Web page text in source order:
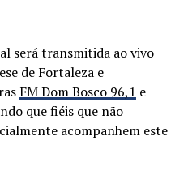
será transmitida ao vivo
de Fortaleza e
FM Dom Bosco 96,1 e
que fiéis que não
acompanhem este